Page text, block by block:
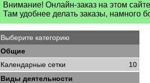
Внимание! Онлайн-заказ на этом
Там удобнее делать заказы, намного
Выберите категорию
Общие
Календарные сетки
10
Виды деятельности